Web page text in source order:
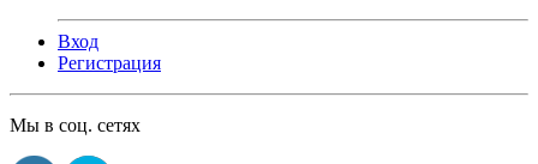
Вход
Регистрация
Мы в соц. сетях